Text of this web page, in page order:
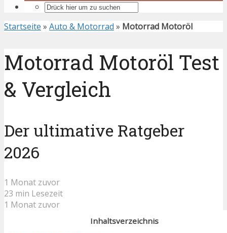
Startseite » Auto & Motorrad » Motorrad Motoröl
Motorrad Motoröl Test
& Vergleich
Der ultimative Ratgeber
2026
1 Monat zuvor
23 min Lesezeit
1 Monat zuvor
Inhaltsverzeichnis